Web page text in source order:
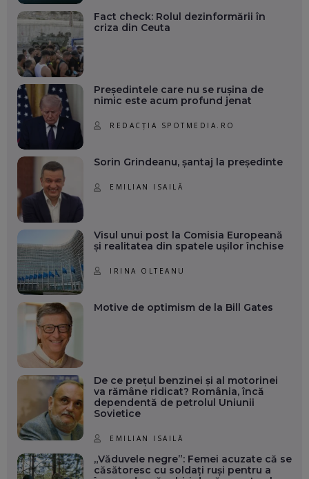
Fact check: Rolul dezinformării în
criza din Ceuta
Președintele care nu se rușina de
nimic este acum profund jenat
REDACȚIA SPOTMEDIA.RO
Sorin Grindeanu, șantaj la președinte
EMILIAN ISAILĂ
Visul unui post la Comisia Europeană
și realitatea din spatele ușilor închise
IRINA OLTEANU
Motive de optimism de la Bill Gates
De ce prețul benzinei și al motorinei
va rămâne ridicat? România, încă
dependentă de petrolul Uniunii
Sovietice
EMILIAN ISAILĂ
„Văduvele negre”: Femei acuzate că se
căsătoresc cu soldați ruși pentru a